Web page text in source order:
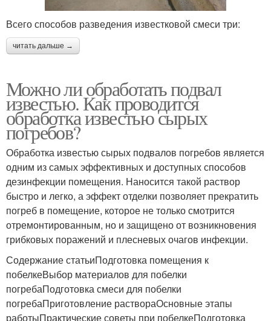
Всего способов разведения известковой смеси три:
читать дальше →
Можно ли обработать подвал
известью. Как проводится
обработка известью сырых
погребов?
Обработка известью сырых подвалов погребов является
одним из самых эффективных и доступных способов
дезинфекции помещения. Наносится такой раствор
быстро и легко, а эффект отделки позволяет прекратить
погреб в помещение, которое не только смотрится
отремонтированным, но и защищено от возникновения
грибковых поражений и плесневых очагов инфекции.
Содержание статьиПодготовка помещения к
побелкеВыбор материалов для побелки
погребаПодготовка смеси для побелки
погребаПриготовление раствораОсновные этапы
работыПрактические советы при побелкеПодготовка